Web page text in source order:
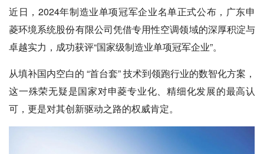
近日，2024年制造业单项冠军企业名单正式公布，广东申
菱环境系统股份有限公司凭借专用性空调领域的深厚积淀与
卓越实力，成功获评“国家级制造业单项冠军企业”。
从填补国内空白的 “首台套” 技术到领跑行业的数智化方案，
这一殊荣无疑是国家对申菱专业化、精细化发展的最高认
可，更是对其创新驱动之路的权威肯定。